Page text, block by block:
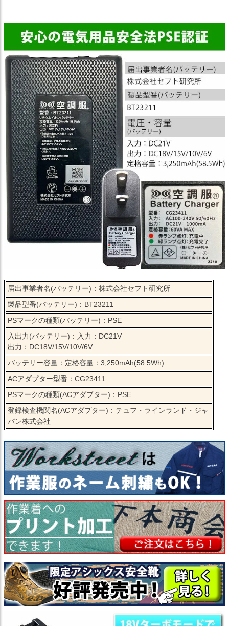
届出事業者名(バッテリー)：株式会社セフト研究所
製品型番(バッテリー)：BT23211
PSマークの種類(バッテリー)：PSE
入出力(バッテリー)：入力：DC21V
出力：DC18V/15V/10V/6V
バッテリー容量：定格容量：3,250mAh(58.5Wh)
ACアダプター型番：CG23411
PSマークの種類(ACアダプター)：PSE
登録検査機関名(ACアダプター)：テュフ・ラインランド・ジャ
パン株式会社